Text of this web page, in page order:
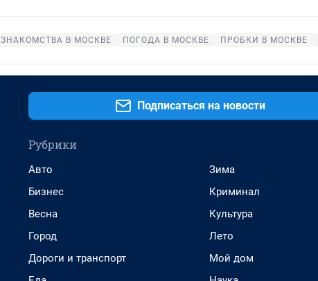
ЗНАКОМСТВА В МОСКВЕ ПОГОДА В МОСКВЕ ПРОБКИ В МОСКВЕ
Подписаться на новости
Рубрики
Авто
Бизнес
Весна
Город
Дороги и транспорт
Зима
Криминал
Культура
Лето
Мой дом